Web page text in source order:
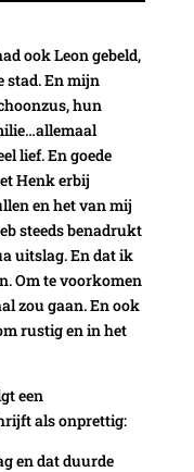
ook Leon gebeld,
stad. En mijn
hun
lief. En goede
Henk erbij
en het van mij
steeds benadrukt
uitslag. En dat ik
Om te voorkomen
zou gaan. En ook
rustig en in het
een
als onprettig:
en dat duurde